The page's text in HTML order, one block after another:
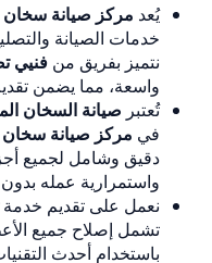
يُعد مركز صيانة
خدمات الصيانة
نتميز بفريق من فنيي
واسعة، مما يضمن
تُعتبر صيانة السخان
في مركز صيانة
دقيق وشامل لجميع
واستمرارية عمله
نعمل على تقديم خدمة
تشمل إصلاح جميع
باستخدام أحدث